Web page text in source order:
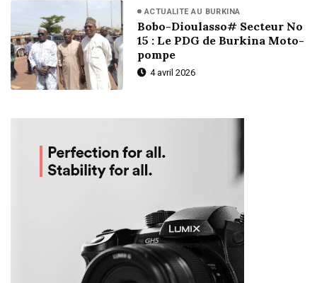
ACTUALITE AU BURKINA
Bobo-Dioulasso# Secteur No
15 : Le PDG de Burkina Moto-
pompe
4 avril 2026